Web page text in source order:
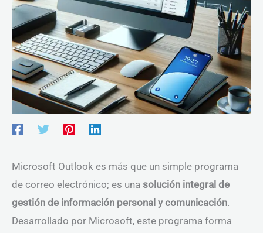
Microsoft Outlook es más que un simple programa
de correo electrónico; es una solución integral de
gestión de información personal y comunicación.
Desarrollado por Microsoft, este programa forma